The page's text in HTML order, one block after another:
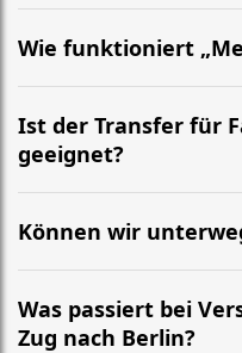
Meist etwa 5 Std. 55
Verkehr und Abholort
Wie funktioniert
Der Fahrer wartet am
BER oder Bahnhof) mit
und begleitet Sie zum
Ist der Transfer für
geeignet?
Ja. Bitte geben Sie bei
an, damit wir passende
Sitzerhöhungen
Können wir
Kurze Pausen sind
Stopps (Termin,
bitte vorab Bescheid –
Was passiert bei
Zug nach Berlin?